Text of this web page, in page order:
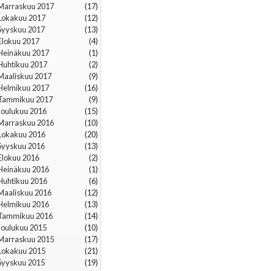
marraskuu 2017
(17)
lokakuu 2017
(12)
syyskuu 2017
(13)
elokuu 2017
(4)
heinäkuu 2017
(1)
huhtikuu 2017
(2)
maaliskuu 2017
(9)
helmikuu 2017
(16)
tammikuu 2017
(9)
joulukuu 2016
(15)
marraskuu 2016
(10)
lokakuu 2016
(20)
syyskuu 2016
(13)
elokuu 2016
(2)
heinäkuu 2016
(1)
huhtikuu 2016
(6)
maaliskuu 2016
(12)
helmikuu 2016
(13)
tammikuu 2016
(14)
joulukuu 2015
(10)
marraskuu 2015
(17)
lokakuu 2015
(21)
syyskuu 2015
(19)